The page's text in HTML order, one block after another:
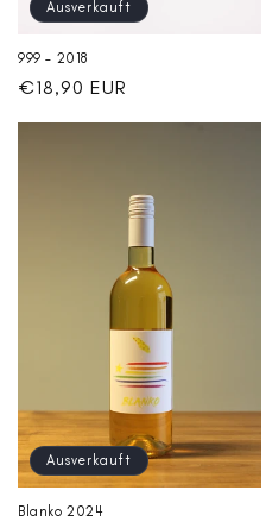
Ausverkauft
999 – 2018
Normaler
€18,90 EUR
Ausverkauft
Blanko 2024